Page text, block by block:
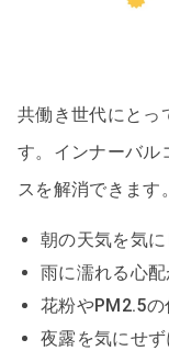
共働き世代にとっ
す。インナーバル
スを解消できます。
朝の天気を気
雨に濡れる心
花粉やPM2.5
夜露を気にせ